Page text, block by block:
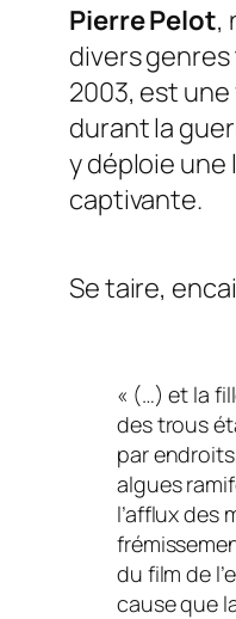
Pierre Pelot,
divers
2003, est
durant la
y déploie
captivante.
Se taire,
« (…) et la
des trous
par
algues
l’afflux des
du film de
cause que